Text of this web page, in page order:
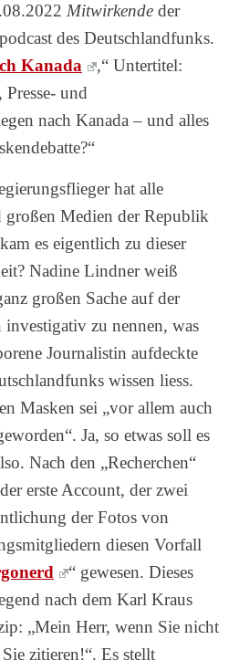
Mitwirkende der
des Deutschlandfunks.
Kanada
,“ Untertitel:
und
nach Kanada – und alles
hat alle
Medien der Republik
es eigentlich zu dieser
Nadine Lindner weiß
großen Sache auf der
investigativ zu nennen, was
Journalistin aufdeckte
wissen liess.
Masken sei „vor allem auch
Ja, so etwas soll es
Nach den „Recherchen“
erste Account, der zwei
der Fotos von
diesen Vorfall
“ gewesen. Dieses
nach dem Karl Kraus
„Mein Herr, wenn Sie nicht
zitieren!“. Es stellt